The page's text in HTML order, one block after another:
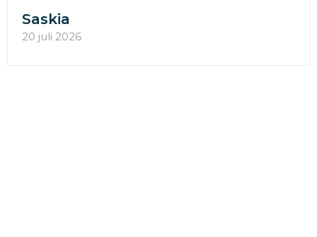
Saskia
20 juli 2026